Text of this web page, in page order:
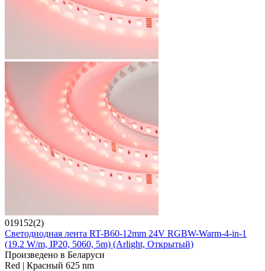
019152(2)
Светодиодная лента RT-B60-12mm 24V RGBW-Warm-4-in-1
(19.2 W/m, IP20, 5060, 5m) (Arlight, Открытый)
Произведено в Беларуси
Red | Красный 625 nm